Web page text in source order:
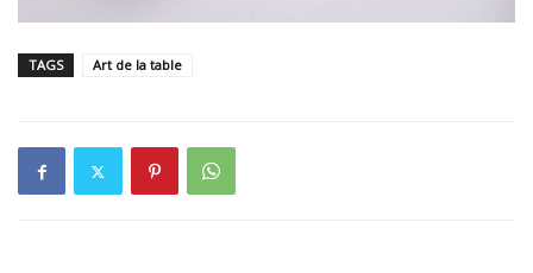
TAGS Art de la table